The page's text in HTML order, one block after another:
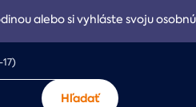
alebo si vyhláste svoju
Hľadať